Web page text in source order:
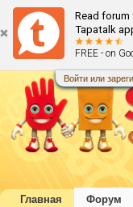
Read forum
Tapatalk
FREE - on
Войти или
Главная Форум